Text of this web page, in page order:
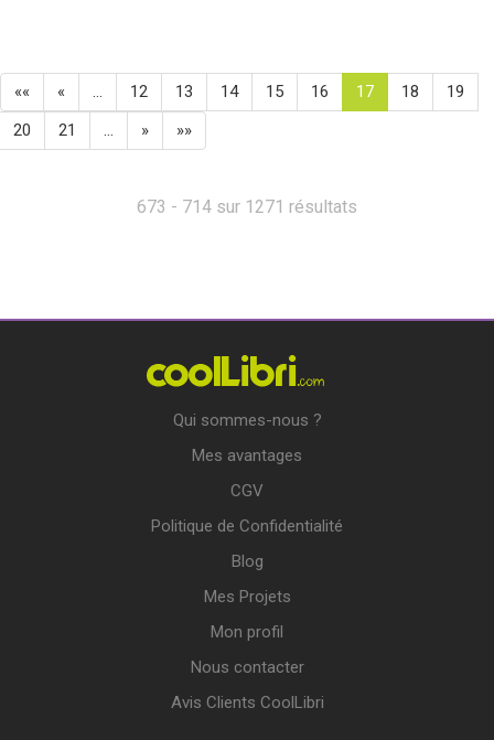
«« « … 12 13 14 15 16 17 18
19
20
21 … » »»
673 - 714 sur 1271 résultats
Qui sommes-nous ?
Mes avantages
CGV
Politique de Confidentialité
Blog
Mes Projets
Mon profil
Nous contacter
Avis Clients CoolLibri